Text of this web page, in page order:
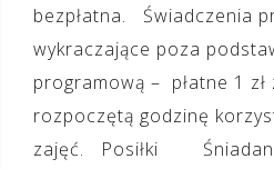
bezpłatna. Świadczenia
wykraczające poza
programową – płatne 1 zł
rozpoczętą godzinę
zajęć. Posiłki